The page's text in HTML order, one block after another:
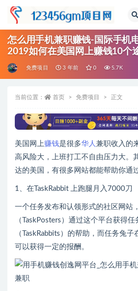
怎么用手机兼职赚钱-国际手机
2019如何在美国网上赚钱10个
免费项目 3 年前 0 5.7K
当前位置： 首页 免费项目 正文
美国网上赚钱是很多华人兼职收入的
高风险大，上班打工不自由压力大。
达的美国，有很多网站都能帮助你通
1、在TaskRabbit 上跑腿月入7000刀
一个任务发布和认领形式的社区网站
（TaskPosters）通过这个平台获得任
（TaskRabbits）的帮助，而任务兔
可以获得一定的报酬。